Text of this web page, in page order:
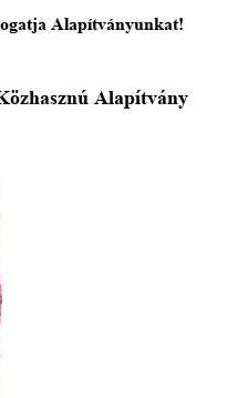
Alapítványunkat!
Alapítvány